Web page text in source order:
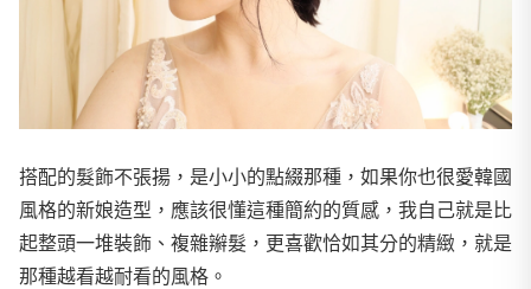
搭配的髮飾不張揚，是小小的點綴那種，如果你也很愛韓國
風格的新娘造型，應該很懂這種簡約的質感，我自己就是比
起整頭一堆裝飾、複雜辮髮，更喜歡恰如其分的精緻，就是
那種越看越耐看的風格。